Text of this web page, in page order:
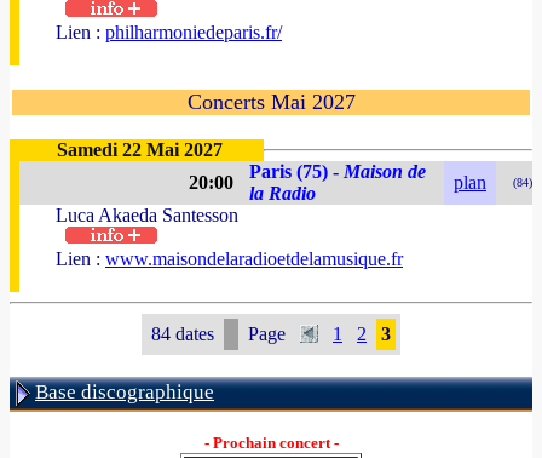
Lien : philharmoniedeparis.fr/
Concerts Mai 2027
Samedi 22 Mai 2027
20:00
Paris (75) - Maison de
la Radio
plan (84)
Luca Akaeda Santesson
Lien : www.maisondelaradioetdelamusique.fr
84 dates Page 1 2 3
Base discographique
- Prochain concert -